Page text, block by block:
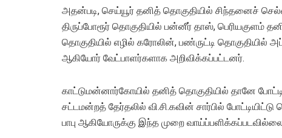
அதன்படி, செய்யூர் தனித் தொகுதியில் சிந்தனைச்
திருப்போரூர் தொகுதியில் பன்னீர் தாஸ்,
தொகுதியில் எழில் கரோலின், பண்ருட்டி தொகுதியில்
ஆகியோர் வேட்பாளர்களாக அறிவிக்கப்பட்டனர்.
காட்டுமன்னார்கோயில் தனித் தொகுதியில் தானே
சட்டமன்றத் தேர்தலில் வி.சி.கவின் சார்பில்
பாபு ஆகியோருக்கு இந்த முறை